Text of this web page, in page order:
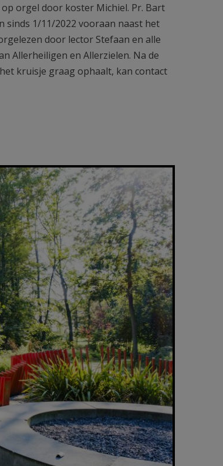
orgel door koster Michiel. Pr. Bart
sinds 1/11/2022 vooraan naast het
door lector Stefaan en alle
Allerheiligen en Allerzielen. Na de
kruisje graag ophaalt, kan contact